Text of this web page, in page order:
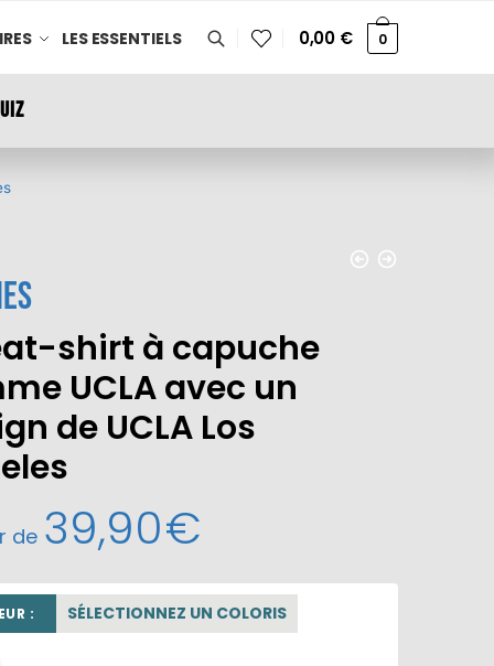
LES ESSENTIELS 0,00 € 0
shirt à capuche
UCLA avec un
de UCLA Los
de 39,90€
: SÉLECTIONNEZ UN COLORIS